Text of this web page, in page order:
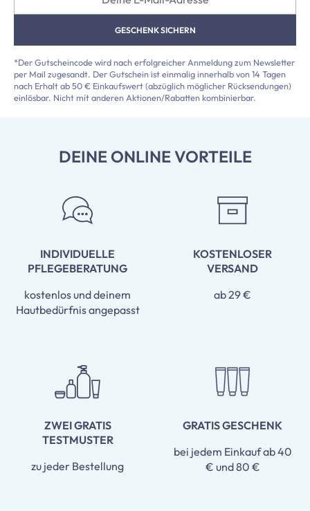
GESCHENK SICHERN
*Der Gutscheincode wird nach erfolgreicher Anmeldung zum Newsletter
per Mail zugesandt. Der Gutschein ist einmalig innerhalb von 14 Tagen
nach Erhalt ab 50 € Einkaufswert (abzüglich möglicher Rücksendungen)
einlösbar. Nicht mit anderen Aktionen/Rabatten kombinierbar.
DEINE ONLINE VORTEILE
INDIVIDUELLE
PFLEGEBERATUNG
kostenlos und deinem
Hautbedürfnis angepasst
KOSTENLOSER
VERSAND
ab 29 €
ZWEI GRATIS
TESTMUSTER
zu jeder Bestellung
GRATIS GESCHENK
bei jedem Einkauf ab 40
€ und 80 €